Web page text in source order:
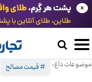
موضوعات داغ: # قیمت مصالح
×